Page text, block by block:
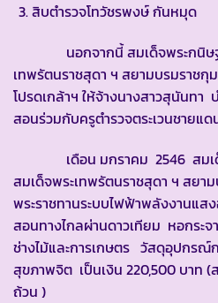
สิบตำรวจโทวัชรพงษ์ กันหมุ
นอกจากนี้ สมเด็จพระกนิษฐา
เทพรัตนราชสุดา ฯ สยามบรมรา
โปรดเกล้าฯ ให้จ้างนางสาวสุนันท
สอนร่วมกับครูตำรวจตระเวนชายแด
เดือน มกราคม 2546 สมเด็จ
สมเด็จพระเทพรัตนราชสุดา ฯ สยา
พระราชทานระบบไฟฟ้าพลังงานแส
สอนทางไกลผ่านดาวเทียม หอกระจ
ช่างไม้และการเกษตร วัสดุอุปกรณ์
สุขภาพจิต เป็นเงิน 220,500 บาท
ถ้วน )